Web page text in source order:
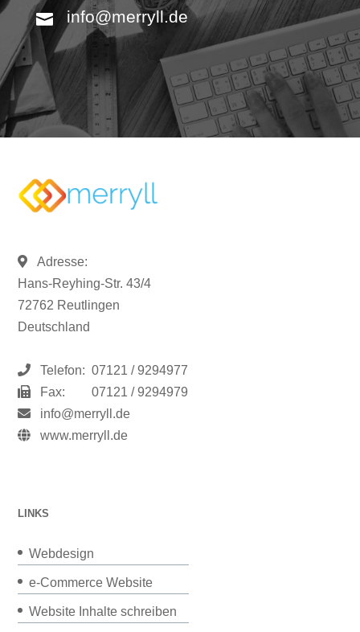
info@merryll.de
Adresse:
Hans-Reyhing-Str. 43/4
72762 Reutlingen
Deutschland
Telefon: 07121 / 9294977
Fax:
07121 / 9294979
info@merryll.de
www.merryll.de
LINKS
Webdesign
e-Commerce Website
Website Inhalte schreiben